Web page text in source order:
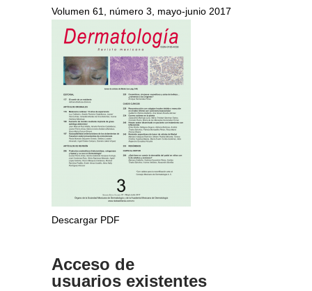
Volumen 61, número 3, mayo-junio 2017
Descargar PDF
Acceso de
usuarios existentes